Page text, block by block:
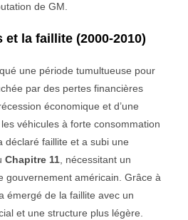
de GM.
la faillite (2000-2010)
une période tumultueuse pour
par des pertes financières
économique et d’une
véhicules à forte consommation
déclaré faillite et a subi une
Chapitre 11, nécessitant un
gouvernement américain. Grâce à
émergé de la faillite avec un
et une structure plus légère.